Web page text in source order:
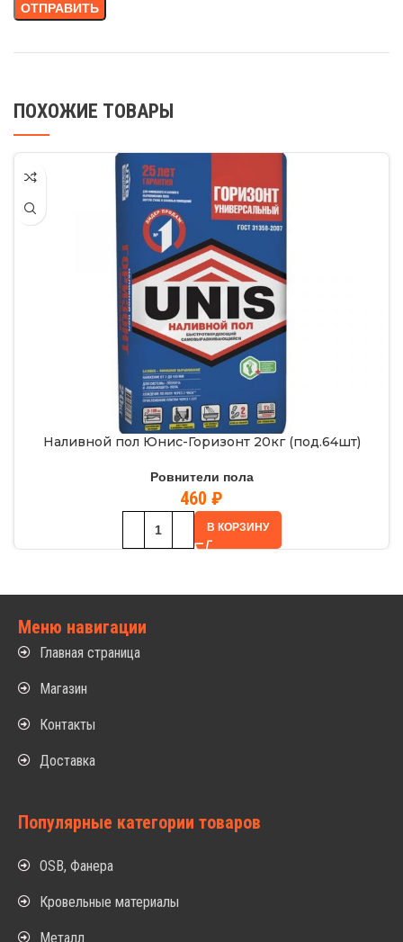
ПОХОЖИЕ ТОВАРЫ
Наливной пол Юнис-Горизонт 20кг (под.64шт)
Ровнители пола
460 ₽
В КОРЗИНУ
Меню навигации
Главная страница
Магазин
Контакты
Доставка
Популярные категории товаров
OSB, Фанера
Кровельные материалы
Металл